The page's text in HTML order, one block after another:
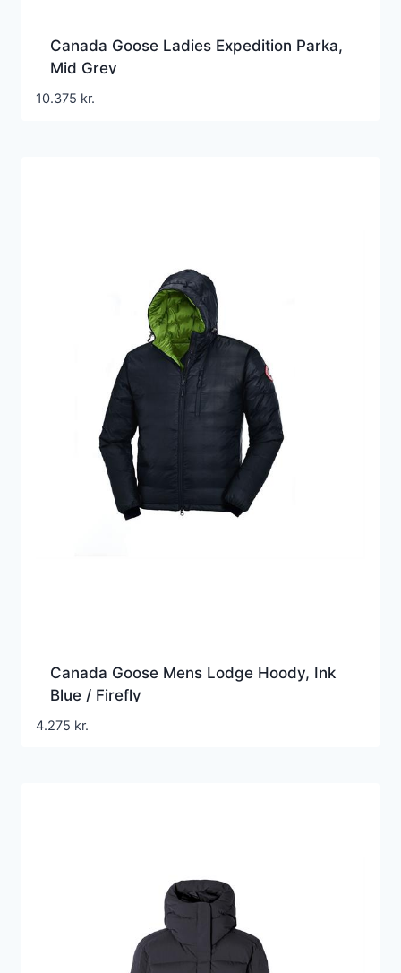
Canada Goose Ladies Expedition Parka,
Mid Grey
10.375 kr.
Canada Goose Mens Lodge Hoody, Ink
Blue / Firefly
4.275 kr.